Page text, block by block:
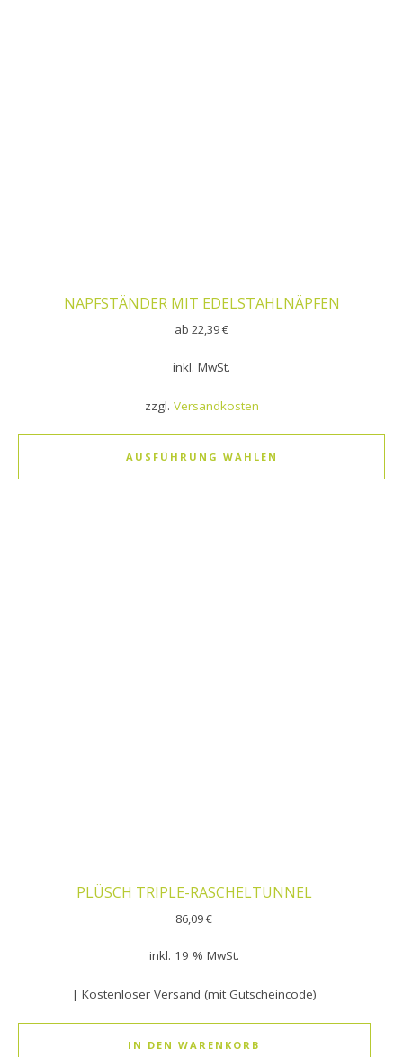
NAPFSTÄNDER MIT EDELSTAHLNÄPFEN
ab 22,39€
inkl. MwSt.
zzgl. Versandkosten
AUSFÜHRUNG WÄHLEN
PLÜSCH TRIPLE-RASCHELTUNNEL
86,09€
inkl. 19 % MwSt.
| Kostenloser Versand (mit Gutscheincode)
IN DEN WARENKORB